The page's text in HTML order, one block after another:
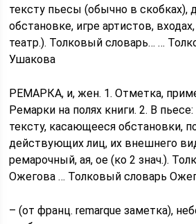
тексту пьесы (обычно в скобках),
обстановке, игре артистов,
театр.). Толковый словарь… …
Ушакова
РЕМАРКА, и, жен. 1. Отметка,
Ремарки на полях книги. 2. В
тексту, касающееся обстановки,
действующих лиц, их внешнего
ремарочный, ая, ое (ко 2 знач.).
Ожегова … Толковый словарь
– (от франц. remarque заметка),